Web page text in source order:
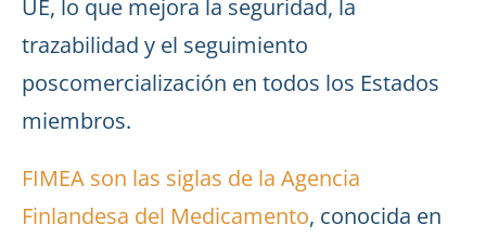
UE, lo que mejora la seguridad, la
trazabilidad y el seguimiento
poscomercialización en todos los Estados
miembros.
FIMEA son las siglas de la Agencia
Finlandesa del Medicamento, conocida en